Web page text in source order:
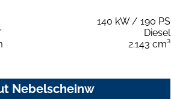
140 kW / 190 PS
Diesel
2.143 cm³
Nebelscheinw